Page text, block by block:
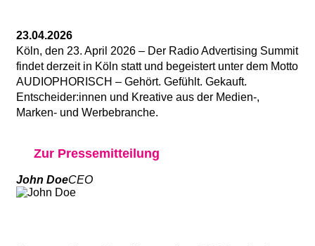
23.04.2026
Köln, den 23. April 2026 – Der Radio Advertising Summit
findet derzeit in Köln statt und begeistert unter dem Motto
AUDIOPHORISCH – Gehört. Gefühlt. Gekauft.
Entscheider:innen und Kreative aus der Medien-,
Marken- und Werbebranche.
Zur Pressemitteilung
John DoeCEO